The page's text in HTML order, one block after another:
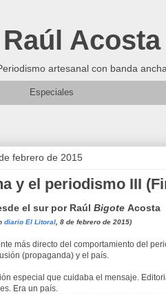
Raúl Acosta
artesanal con banda ancha
Especiales
febrero de 2015
y el periodismo III
el sur por Raúl Bigote Acosta
diario El Litoral , 8 de febrero de 2015)
más directo del comportamiento del
(propaganda) y el país.
especial que cuidaba el mensaje.
Era un país.